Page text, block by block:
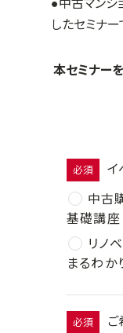
●中古マンシ
したセミナー
本セミナー
必須
イ
中古
基礎講座
リノ
まるわか
必須
ご